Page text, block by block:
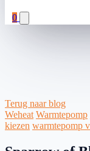
0
Terug naar blog
Weheat Warmtepomp
kiezen warmtepomp